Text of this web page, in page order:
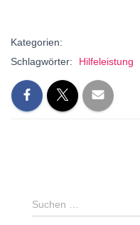
Kategorien:
Schlagwörter:
Hilfeleistung
S
u
Suchen …